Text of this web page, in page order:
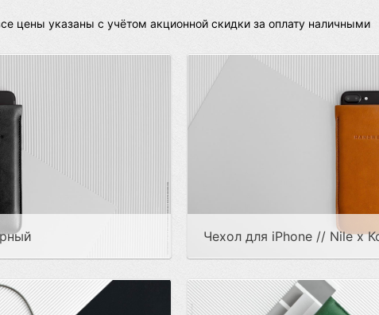
цены указаны с учётом акционной скидки за оплату наличными
Чехол для iPhone // Nile x